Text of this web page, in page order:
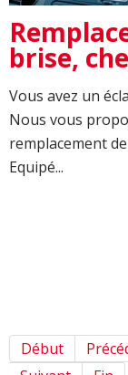
brise,
Vous avez un
Nous vous
remplacement
Equipé...
Début